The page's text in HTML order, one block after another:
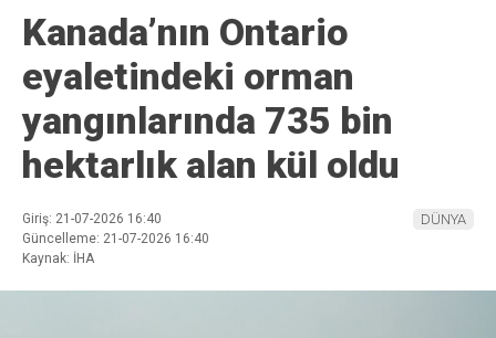
Kanada’nın Ontario
eyaletindeki orman
yangınlarında 735 bin
hektarlık alan kül oldu
Giriş: 21-07-2026 16:40
Güncelleme: 21-07-2026 16:40
Kaynak: İHA
DÜNYA